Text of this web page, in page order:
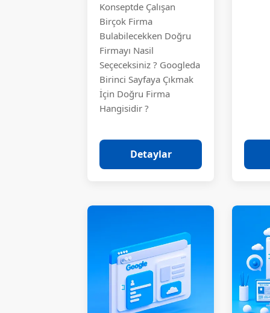
Konseptde Çalışan
Birçok Firma
Bulabilecekken Doğru
Firmayı Nasil
Seçeceksiniz ? Googleda
Birinci Sayfaya Çıkmak
İçin Doğru Firma
Hangisidir ?
Detaylar